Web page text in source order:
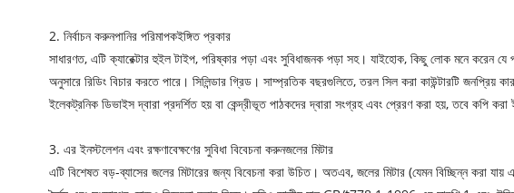
2. নির্বাচন করুনপানির পরিমাপকইঙ্গিত প্রকার
সাধারণত, এটি ক্যারেক্টার হুইল টাইপ, পরিষ্কার পড়া এবং সুবিধাজনক পড়া সহ। যাইহোক, কিছু লোক মনে করেন যে
অনুসারে রিডিং বিচার করতে পারে। সিলিন্ডার গ্রিড। সাম্প্রতিক বছরগুলিতে, তরল সিল করা কাউন্টারটি জনপ্রিয়
ইলেকট্রনিক ডিভাইস দ্বারা প্রদর্শিত হয় বা কেন্দ্রীভূত পাঠকদের দ্বারা সংগ্রহ এবং প্রেরণ করা হয়, তবে কপি
3. এর ইনস্টলেশন এবং রক্ষণাবেক্ষণের সুবিধা বিবেচনা করুনজলের মিটার
এটি বিশেষত বড়-ব্যাসের জলের মিটারের জন্য বিবেচনা করা উচিত। অতএব, জলের মিটার (যেমন বিচ্ছিন্ন করা